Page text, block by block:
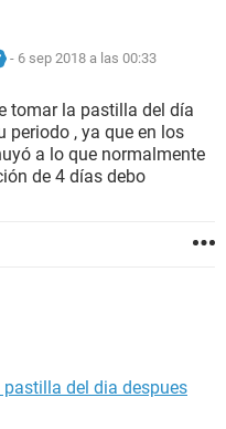
- 6 sep 2018 a las 00:33
tomar la pastilla del día
periodo , ya que en los
a lo que normalmente
de 4 días debo
del dia despues